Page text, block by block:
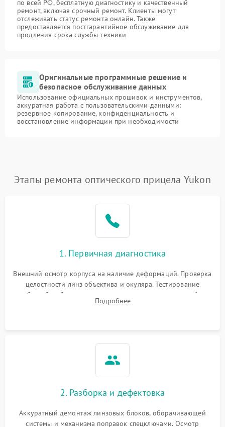
по всей РФ, бесплатную диагностику и качественный
ремонт, включая срочный ремонт. Клиенты могут
отслеживать статус ремонта онлайн. Также
предоставляется постгарантийное обслуживание для
продления срока службы техники
Оригинальные программные решение и
безопасное обслуживание данных
Использование официальных прошивок и инструментов,
аккуратная работа с пользовательскими данными:
резервное копирование, конфиденциальность и
восстановление информации при необходимости
Этапы ремонта оптического прицела Yukon
1. Первичная диагностика
Внешний осмотр корпуса на наличие деформаций. Проверка
целостности линз объектива и окуляра. Тестирование
работы барабанчиков ввода поправок, кольца отстройки
параллакса и зума. Выявление сколов, внутренних
Подробнее
2. Разборка и дефектовка
Аккуратный демонтаж линзовых блоков, оборачивающей
системы и механизма поправок спецключами. Осмотр